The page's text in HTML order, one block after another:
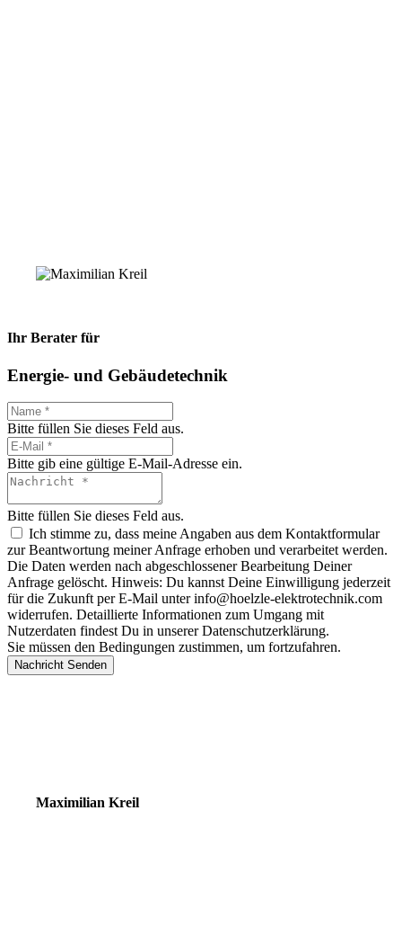
Ihr Berater für
Energie- und Gebäudetechnik
Bitte füllen Sie dieses Feld aus.
Bitte gib eine gültige E-Mail-Adresse ein.
Bitte füllen Sie dieses Feld aus.
Ich stimme zu, dass meine Angaben aus dem Kontaktformular
zur Beantwortung meiner Anfrage erhoben und verarbeitet werden.
Die Daten werden nach abgeschlossener Bearbeitung Deiner
Anfrage gelöscht. Hinweis: Du kannst Deine Einwilligung jederzeit
für die Zukunft per E-Mail unter info@hoelzle-elektrotechnik.com
widerrufen. Detaillierte Informationen zum Umgang mit
Nutzerdaten findest Du in unserer Datenschutzerklärung.
Sie müssen den Bedingungen zustimmen, um fortzufahren.
Nachricht Senden
Maximilian Kreil